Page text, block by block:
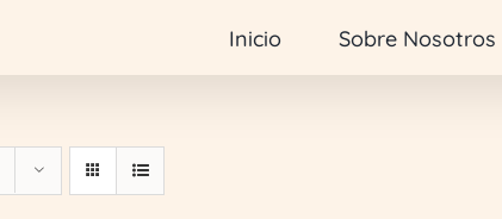
Inicio Sobre Nosotros